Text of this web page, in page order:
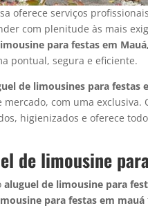
oferece serviços
com plenitude às mais
para festas em Mauá,
pontual, segura e eficiente.
de limousines para festas
com uma exclusiva.
higienizados e oferece
de limousine
aluguel de limousine para
para festas em mauá